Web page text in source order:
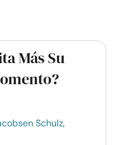
Más Su
Schulz,